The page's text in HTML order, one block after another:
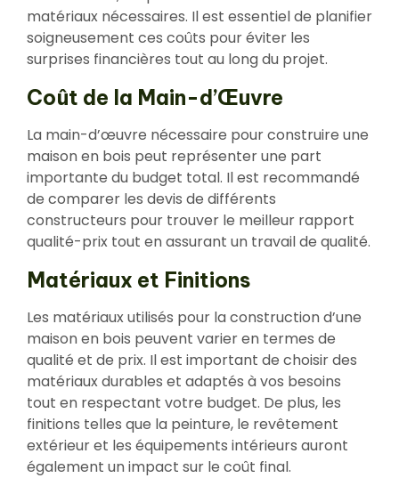
matériaux nécessaires. Il est essentiel de planifier
soigneusement ces coûts pour éviter les
surprises financières tout au long du projet.
Coût de la Main-d’Œuvre
La main-d’œuvre nécessaire pour construire une
maison en bois peut représenter une part
importante du budget total. Il est recommandé
de comparer les devis de différents
constructeurs pour trouver le meilleur rapport
qualité-prix tout en assurant un travail de qualité.
Matériaux et Finitions
Les matériaux utilisés pour la construction d’une
maison en bois peuvent varier en termes de
qualité et de prix. Il est important de choisir des
matériaux durables et adaptés à vos besoins
tout en respectant votre budget. De plus, les
finitions telles que la peinture, le revêtement
extérieur et les équipements intérieurs auront
également un impact sur le coût final.